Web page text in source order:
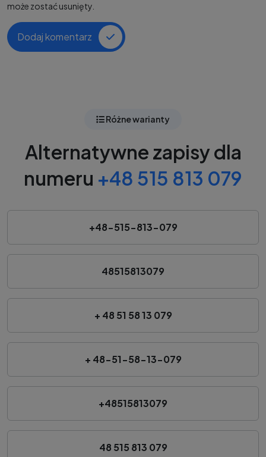
może zostać usunięty.
Dodaj komentarz
Różne warianty
Alternatywne zapisy dla
numeru +48 515 813 079
+48-515-813-079
48515813079
+ 48 51 58 13 079
+ 48-51-58-13-079
+48515813079
48 515 813 079